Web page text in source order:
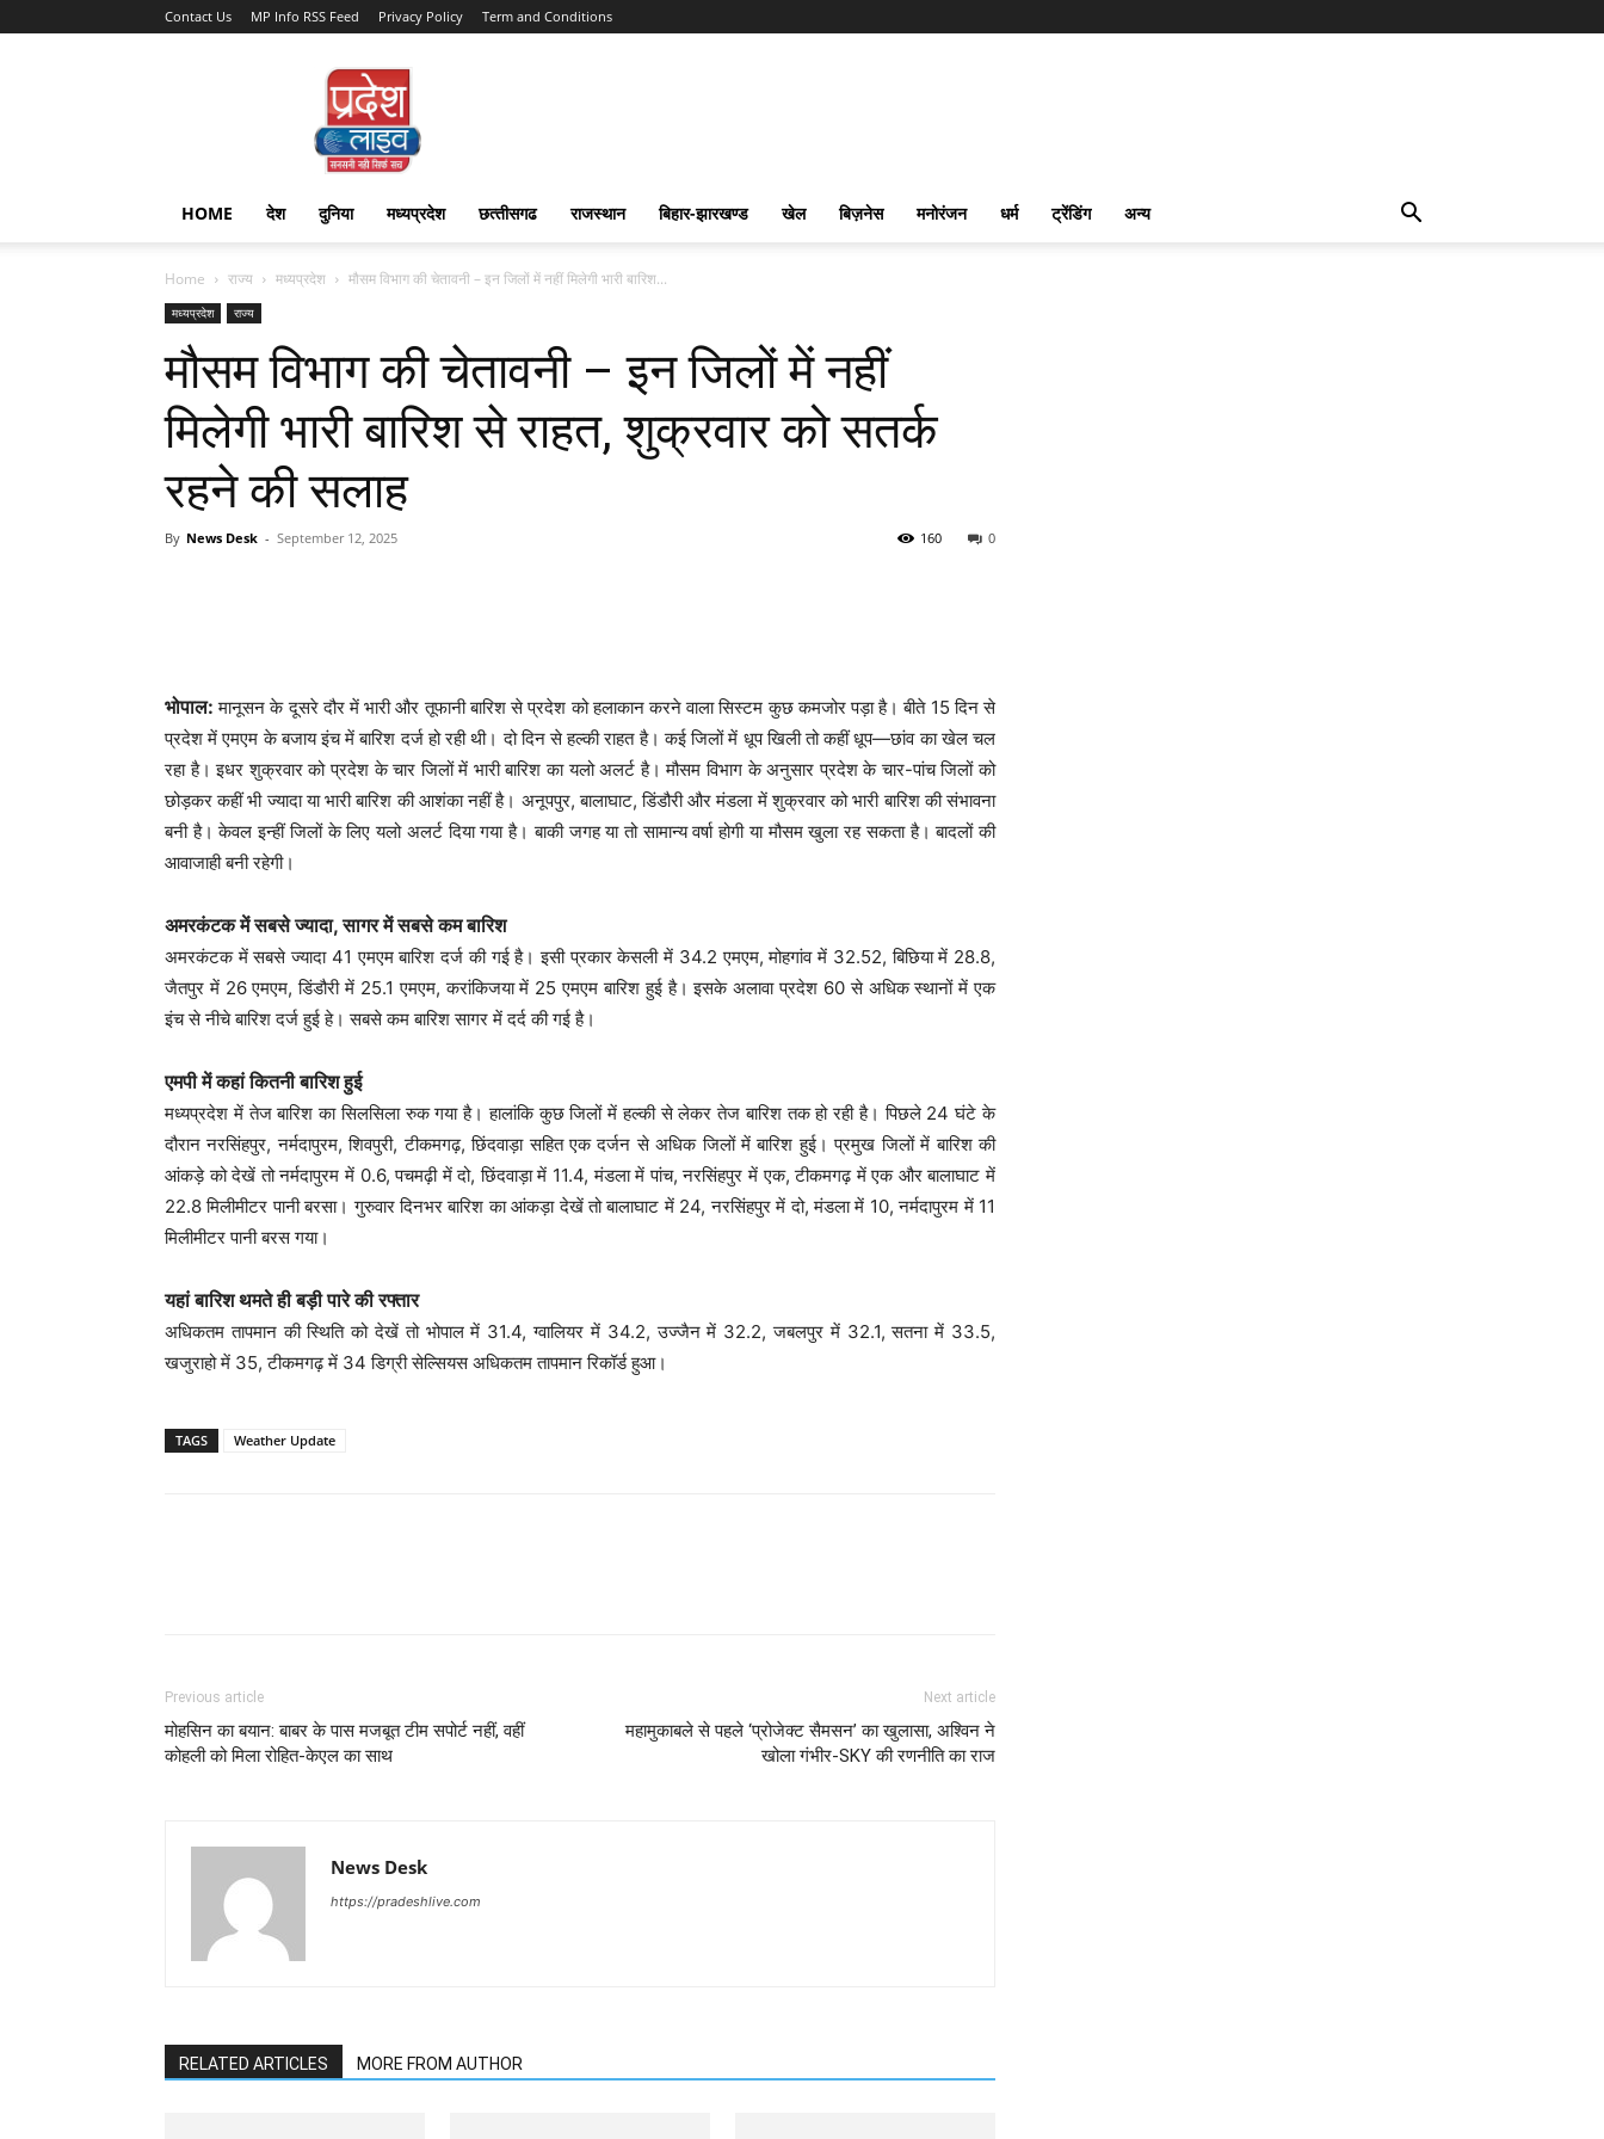
Contact Us MP Info RSS Feed Privacy Policy Term and Conditions
Pradesh
Live
HOME देश दुनिया मध्यप्रदेश छत्‍तीसगढ राजस्‍थान बिहार-झारखण्‍ड खेल बिज़नेस मनोरंजन धर्म ट्रेंडिंग अन्य
Home राज्‍य मध्यप्रदेश मौसम विभाग की चेतावनी – इन जिलों में नहीं मिलेगी भारी बारिश...
मध्यप्रदेश राज्‍य
मौसम विभाग की चेतावनी – इन जिलों में नहीं
मिलेगी भारी बारिश से राहत, शुक्रवार को सतर्क
रहने की सलाह
By News Desk - September 12, 2025 0
160
भोपाल:मानूसन के दूसरे दौर में भारी और तूफानी बारिश से प्रदेश को हलाकान करने वाला सिस्टम कुछ कमजोर पड़ा है। बीते 15 दिन से
प्रदेश में एमएम के बजाय इंच में बारिश दर्ज हो रही थी। दो दिन से हल्की राहत है। कई जिलों में धूप खिली तो कहीं धूप—छांव का खेल चल
रहा है। इधर शुक्रवार को प्रदेश के चार जिलों में भारी बारिश का यलो अलर्ट है। मौसम विभाग के अनुसार प्रदेश के चार-पांच जिलों को
छोड़कर कहीं भी ज्यादा या भारी बारिश की आशंका नहीं है। अनूपपुर, बालाघाट, डिंडौरी और मंडला में शुक्रवार को भारी बारिश की संभावना
बनी है। केवल इन्हीं जिलों के लिए यलो अलर्ट दिया गया है। बाकी जगह या तो सामान्य वर्षा होगी या मौसम खुला रह सकता है। बादलों की
आवाजाही बनी रहेगी।
अमरकंटक में सबसे ज्यादा, सागर में सबसे कम बारिश
अमरकंटक में सबसे ज्यादा 41 एमएम बारिश दर्ज की गई है। इसी प्रकार केसली में 34.2 एमएम, मोहगांव में 32.52, बिछिया में 28.8,
जैतपुर में 26 एमएम, डिंडौरी में 25.1 एमएम, करांकिजया में 25 एमएम बारिश हुई है। इसके अलावा प्रदेश 60 से अधिक स्थानों में एक
इंच से नीचे बारिश दर्ज हुई हे। सबसे कम बारिश सागर में दर्द की गई है।
एमपी में कहां कितनी बारिश हुई
मध्यप्रदेश में तेज बारिश का सिलसिला रुक गया है। हालांकि कुछ जिलों में हल्की से लेकर तेज बारिश तक हो रही है। पिछले 24 घंटे के
दौरान नरसिंहपुर, नर्मदापुरम, शिवपुरी, टीकमगढ़, छिंदवाड़ा सहित एक दर्जन से अधिक जिलों में बारिश हुई। प्रमुख जिलों में बारिश की
आंकड़े को देखें तो नर्मदापुरम में 0.6, पचमढ़ी में दो, छिंदवाड़ा में 11.4, मंडला में पांच, नरसिंहपुर में एक, टीकमगढ़ में एक और बालाघाट में
22.8 मिलीमीटर पानी बरसा। गुरुवार दिनभर बारिश का आंकड़ा देखें तो बालाघाट में 24, नरसिंहपुर में दो, मंडला में 10, नर्मदापुरम में 11
मिलीमीटर पानी बरस गया।
यहां बारिश थमते ही बड़ी पारे की रफ्तार
अधिकतम तापमान की स्थिति को देखें तो भोपाल में 31.4, ग्वालियर में 34.2, उज्जैन में 32.2, जबलपुर में 32.1, सतना में 33.5,
खजुराहो में 35, टीकमगढ़ में 34 डिग्री सेल्सियस अधिकतम तापमान रिकॉर्ड हुआ।
TAGS Weather Update
Previous article
मोहसिन का बयान: बाबर के पास मजबूत टीम सपोर्ट नहीं, वहीं
कोहली को मिला रोहित-केएल का साथ
Next article
महामुकाबले से पहले ‘प्रोजेक्ट सैमसन’ का खुलासा, अश्विन ने
खोला गंभीर-SKY की रणनीति का राज
News Desk
https://pradeshlive.com
RELATED ARTICLES MORE FROM AUTHOR